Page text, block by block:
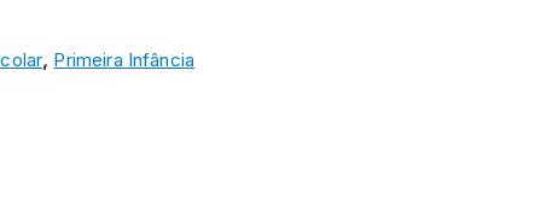
, Primeira Infância